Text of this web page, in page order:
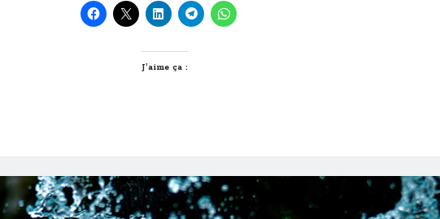
brunch
Lyonnais
J’aime ça :